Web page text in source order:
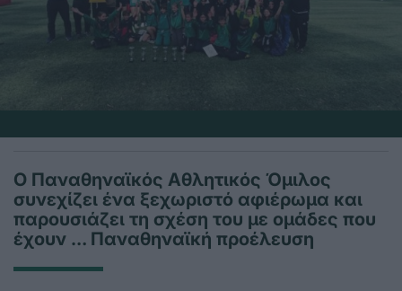
Ο Παναθηναϊκός Αθλητικός Όμιλος
συνεχίζει ένα ξεχωριστό αφιέρωμα και
παρουσιάζει τη σχέση του με ομάδες που
έχουν … Παναθηναϊκή προέλευση